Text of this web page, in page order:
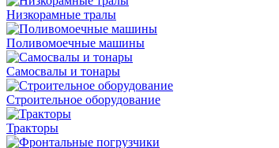
Низкорамные тралы
Поливомоечные машины
Самосвалы и тонары
Строительное оборудование
Тракторы